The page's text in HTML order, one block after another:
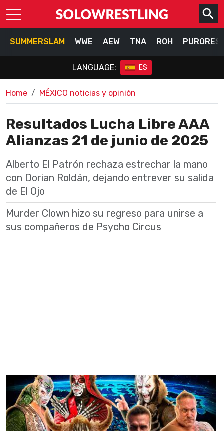
SUMMERSLAM WWE AEW TNA ROH
LANGUAGE: ES
Home MÉXICO noticias y opinión
Resultados Lucha Libre AAA
Alianzas 21 de junio de 2025
Alberto El Patrón rechaza estrechar la mano
con Dorian Roldán, dejando entrever su salida
de El Ojo
Murder Clown hizo su regreso para unirse a
sus compañeros de Psycho Circus